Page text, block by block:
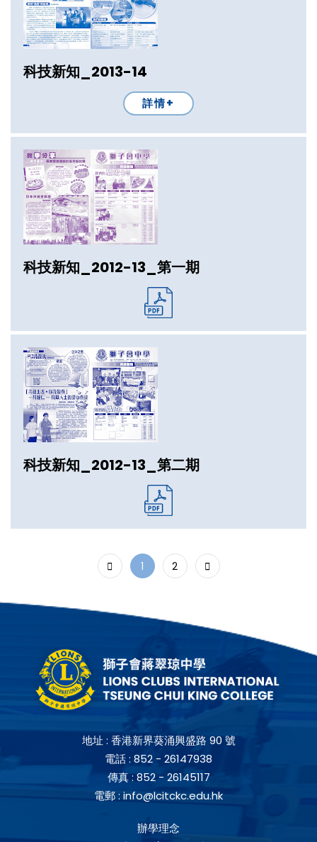
科技新知_2013-14
詳情+
科技新知_2012-13_第一期
科技新知_2012-13_第二期
1 2
地址 : 香港新界葵涌興盛路 90 號
電話 : 852 - 26147938
傳真 :852 - 26145117
電郵 : info@lcitckc.edu.hk
辦學理念